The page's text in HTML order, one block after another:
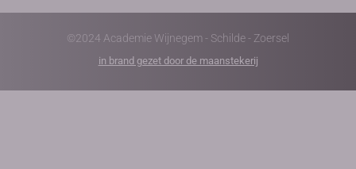
©2024 Academie Wijnegem - Schilde - Zoersel
in brand gezet door de maanstekerij